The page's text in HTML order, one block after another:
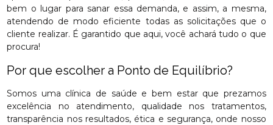
bem o lugar para sanar essa demanda, e assim, a mesma,
atendendo de modo eficiente todas as solicitações que o
cliente realizar. É garantido que aqui, você achará tudo o que
procura!
Por que escolher a Ponto de Equilíbrio?
Somos uma clínica de saúde e bem estar que prezamos
excelência no atendimento, qualidade nos tratamentos,
transparência nos resultados, ética e segurança, onde nosso